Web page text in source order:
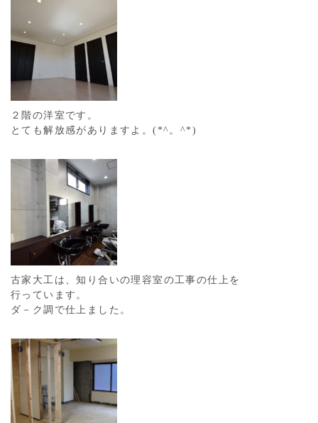
２階の洋室です。
とても解放感がありますよ。(*^。^*)
古家大工は、知り合いの理容室の工事の仕上を
行っています。
ダ－ク調で仕上ました。